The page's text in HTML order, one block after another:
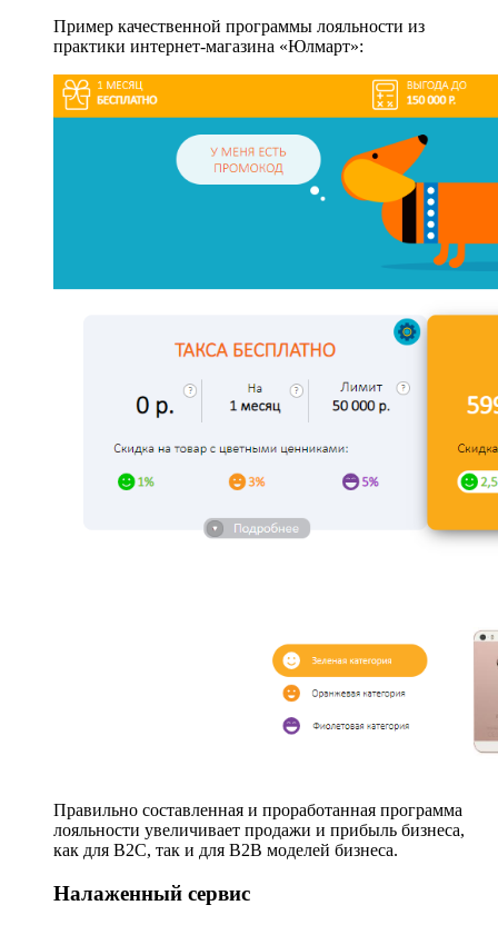
Пример качественной программы лояльности из
практики интернет-магазина «Юлмарт»:
Правильно составленная и проработанная программа
лояльности увеличивает продажи и прибыль бизнеса,
как для B2C, так и для B2B моделей бизнеса.
Налаженный сервис